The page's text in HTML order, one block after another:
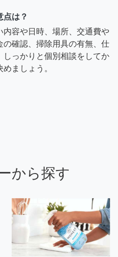
点は？
容や日時、場所、交通費や
確認、掃除用具の有無、仕
っかりと個別相談をしてか
ましょう。
から探す